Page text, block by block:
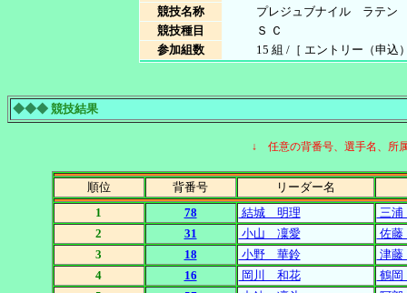
競技名称
プレジュブナイル ラテン
競技種目
Ｓ Ｃ
参加組数
15 組 /［ エントリー（申込
◆◆◆ 競技結果
↓ 任意の背番号、選手名、所
順位 背番号
リーダー名
1
78 結城 明理
三
2
31 小山 凜愛
佐
3
18 小野 華鈴
津
4
16 岡川 和花
鶴